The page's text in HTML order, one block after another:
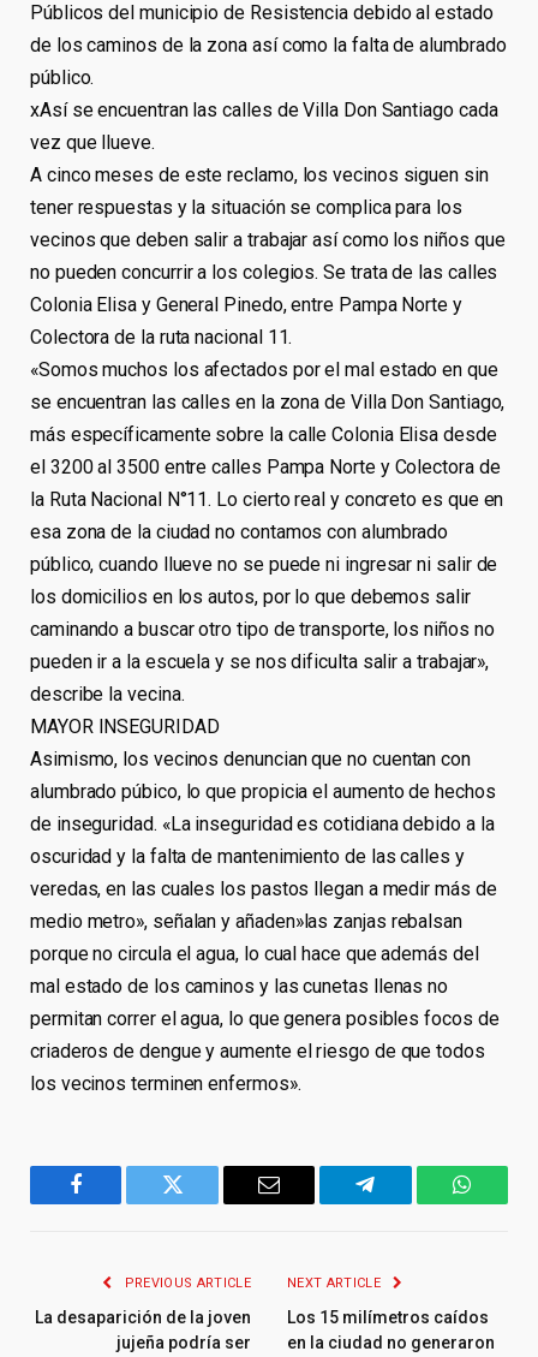
Públicos del municipio de Resistencia debido al estado
de los caminos de la zona así como la falta de alumbrado
público.
xAsí se encuentran las calles de Villa Don Santiago cada
vez que llueve.
A cinco meses de este reclamo, los vecinos siguen sin
tener respuestas y la situación se complica para los
vecinos que deben salir a trabajar así como los niños que
no pueden concurrir a los colegios. Se trata de las calles
Colonia Elisa y General Pinedo, entre Pampa Norte y
Colectora de la ruta nacional 11.
«Somos muchos los afectados por el mal estado en que
se encuentran las calles en la zona de Villa Don Santiago,
más específicamente sobre la calle Colonia Elisa desde
el 3200 al 3500 entre calles Pampa Norte y Colectora de
la Ruta Nacional N°11. Lo cierto real y concreto es que en
esa zona de la ciudad no contamos con alumbrado
público, cuando llueve no se puede ni ingresar ni salir de
los domicilios en los autos, por lo que debemos salir
caminando a buscar otro tipo de transporte, los niños no
pueden ir a la escuela y se nos dificulta salir a trabajar»,
describe la vecina.
MAYOR INSEGURIDAD
Asimismo, los vecinos denuncian que no cuentan con
alumbrado púbico, lo que propicia el aumento de hechos
de inseguridad. «La inseguridad es cotidiana debido a la
oscuridad y la falta de mantenimiento de las calles y
veredas, en las cuales los pastos llegan a medir más de
medio metro», señalan y añaden»las zanjas rebalsan
porque no circula el agua, lo cual hace que además del
mal estado de los caminos y las cunetas llenas no
permitan correr el agua, lo que genera posibles focos de
criaderos de dengue y aumente el riesgo de que todos
los vecinos terminen enfermos».
Facebook Twitter Email Telegram
PREVIOUS ARTICLE
La desaparición de la joven
jujeña podría ser
NEXT ARTICLE
Los 15 milímetros caídos
en la ciudad no generaron